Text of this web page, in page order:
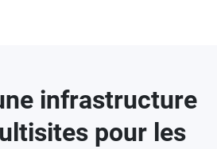
infrastructure
pour les